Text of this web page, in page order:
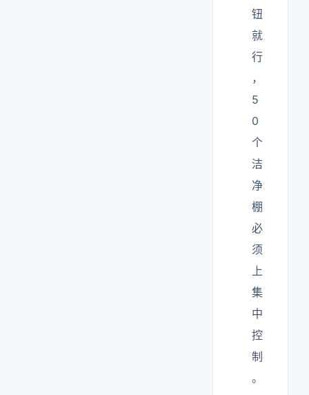
钮
就
行
，
5
0
个
洁
净
棚
必
须
上
集
中
控
制
。